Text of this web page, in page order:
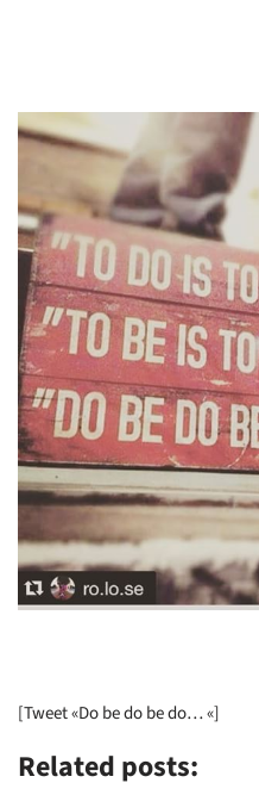
[Tweet «Do be do be do… «]
Related posts: